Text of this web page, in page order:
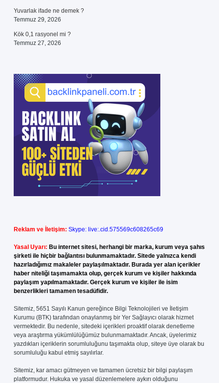
Yuvarlak ifade ne demek ?
Temmuz 29, 2026
Kök 0,1 rasyonel mi ?
Temmuz 27, 2026
Reklam ve İletişim: Skype: live:.cid.575569c608265c69
Yasal Uyarı: Bu internet sitesi, herhangi bir marka, kurum veya şahıs
şirketi ile hiçbir bağlantısı bulunmamaktadır. Sitede yalnızca kendi
hazırladığımız makaleler paylaşılmaktadır. Burada yer alan içerikler
haber niteliği taşımamakta olup, gerçek kurum ve kişiler hakkında
paylaşım yapılmamaktadır. Gerçek kurum ve kişiler ile isim
benzerlikleri tamamen tesadüfidir.
Sitemiz, 5651 Sayılı Kanun gereğince Bilgi Teknolojileri ve İletişim
Kurumu (BTK) tarafından onaylanmış bir Yer Sağlayıcı olarak hizmet
vermektedir. Bu nedenle, sitedeki içerikleri proaktif olarak denetleme
veya araştırma yükümlülüğümüz bulunmamaktadır. Ancak, üyelerimiz
yazdıkları içeriklerin sorumluluğunu taşımakta olup, siteye üye olarak bu
sorumluluğu kabul etmiş sayılırlar.
Sitemiz, kar amacı gütmeyen ve tamamen ücretsiz bir bilgi paylaşım
platformudur. Hukuka ve yasal düzenlemelere aykırı olduğunu